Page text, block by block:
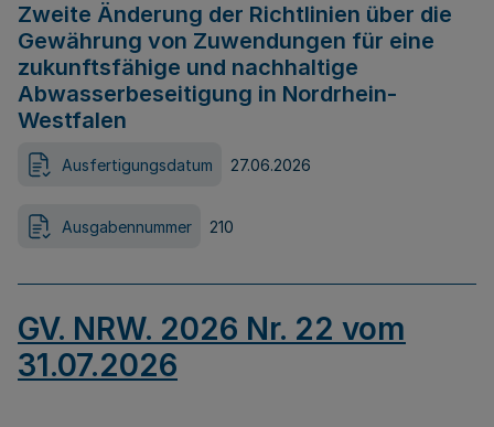
Zweite Änderung der Richtlinien über die
Gewährung von Zuwendungen für eine
zukunftsfähige und nachhaltige
Abwasserbeseitigung in Nordrhein-
Westfalen
Ausfertigungsdatum 27.06.2026
Ausgabennummer 210
GV. NRW. 2026 Nr. 22 vom
31.07.2026